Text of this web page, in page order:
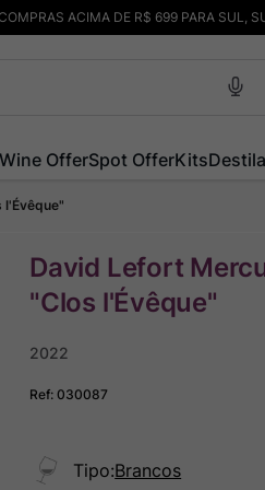
ACIMA DE R$ 699 PARA SUL,
OfferSpot OfferKits
l'Évêque"
David Lefort
"Clos l'Évêque"
2022
Ref:030087
Tipo:Brancos